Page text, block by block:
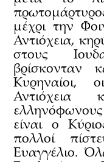
μέχρι την
Αντιόχεια,
στους
βρίσκονταν
Κυρηναίοι,
Αντιόχεια
είναι ο
πολλοί
Ευαγγέλιο.